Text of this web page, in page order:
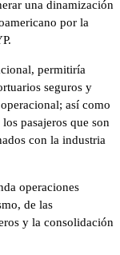
una dinamización
por la
permitiría
seguros y
así como
pasajeros que son
con la industria
operaciones
de las
y la consolidación